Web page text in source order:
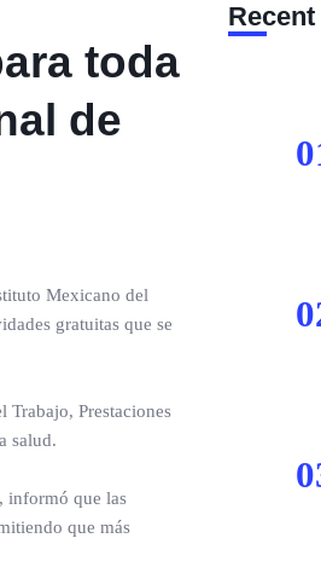
toda
de
Mexicano del
gratuitas que se
Trabajo, Prestaciones
salud.
informó que las
que más